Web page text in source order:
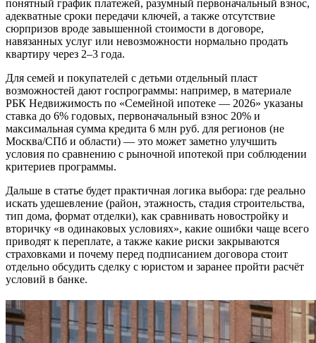
понятный график платежей, разумный первоначальный взнос,
адекватные сроки передачи ключей, а также отсутствие
сюрпризов вроде завышенной стоимости в договоре,
навязанных услуг или невозможности нормально продать
квартиру через 2–3 года.
Для семей и покупателей с детьми отдельный пласт
возможностей дают госпрограммы: например, в материале
РБК Недвижимость по «Семейной ипотеке — 2026» указаны
ставка до 6% годовых, первоначальный взнос 20% и
максимальная сумма кредита 6 млн руб. для регионов (не
Москва/СПб и области) — это может заметно улучшить
условия по сравнению с рыночной ипотекой при соблюдении
критериев программы.
Дальше в статье будет практичная логика выбора: где реально
искать удешевление (район, этажность, стадия строительства,
тип дома, формат отделки), как сравнивать новостройку и
вторичку «в одинаковых условиях», какие ошибки чаще всего
приводят к переплате, а также какие риски закрываются
страховками и почему перед подписанием договора стоит
отдельно обсудить сделку с юристом и заранее пройти расчёт
условий в банке.